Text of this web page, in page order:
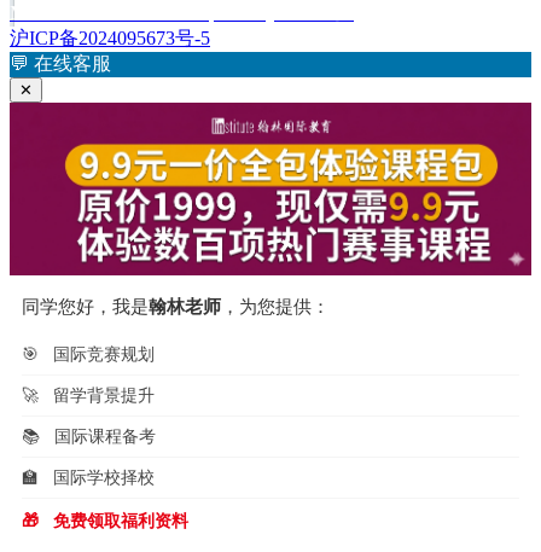
导
航
文
章：
Mechanics 2008 Free-Response Questions》
沪ICP备2024095673号-5
💬 在线客服
✕
同学您好，我是翰林老师 ，为您提供：
🎯 国际竞赛规划
🚀 留学背景提升
📚 国际课程备考
🏫 国际学校择校
🎁 免费领取福利资料